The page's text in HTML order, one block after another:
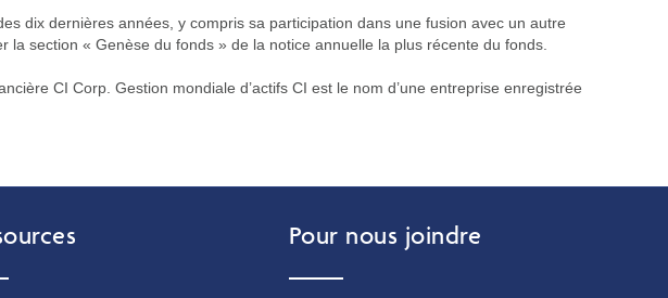
dix dernières années, y compris sa participation dans une fusion avec un autre
section « Genèse du fonds » de la notice annuelle la plus récente du fonds.
CI Corp. Gestion mondiale d’actifs CI est le nom d’une entreprise enregistrée
Pour nous joindre